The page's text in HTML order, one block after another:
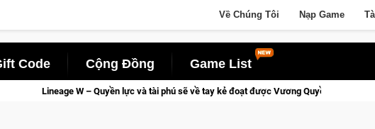
Về Chúng Tôi Nạp Game
Code Cộng Đồng Game List
kẻ đoạt được Vương Quyền thành Kent sắp tới! Trial Xtreme Freedom –